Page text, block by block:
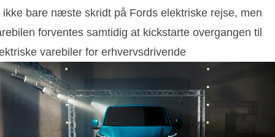
ikke bare næste skridt på Fords elektriske rejse, men
forventes samtidig at kickstarte overgangen til
varebiler for erhvervsdrivende